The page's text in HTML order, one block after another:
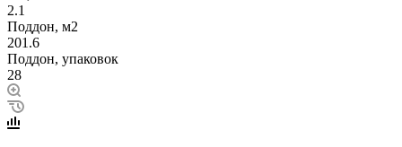
2.1
Поддон, м2
201.6
Поддон, упаковок
28